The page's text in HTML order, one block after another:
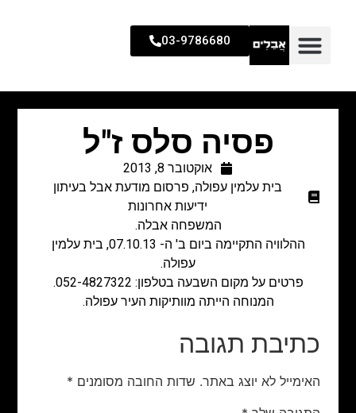
03-9786680
פסיה סלס ז"ל
אוקטובר 8, 2013
בית עלמין עפולה, פרסום מודעת אבל בעיתון
ידיעות אחרונות
המשפחה אבלה.
ההלוויה התקיימה ביום ב' ה- 07.10.13, בית עלמין
עפולה.
פרטים על מקום השבעה בטלפון: 052-4827322.
המנוחה הייתה מוותיקות העיר עפולה.
כתיבת תגובה
האימייל לא יוצג באתר. שדות החובה מסומנים *